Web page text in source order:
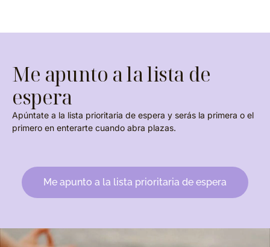
Me apunto a la lista de
espera
Apúntate a la lista prioritaria de espera y serás la primera o el
primero en enterarte cuando abra plazas.
Me apunto a la lista prioritaria de espera